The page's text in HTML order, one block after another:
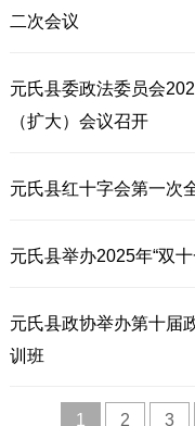
二次会议
元氏县委政法委员会
（扩大）会议召开
元氏县红十字会第一次
元氏县举办2025年“双
元氏县政协举办第十届
训班
1 2 3